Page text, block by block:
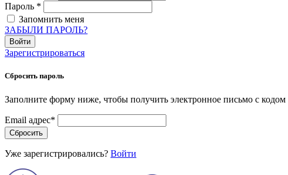
Пароль *
Запомнить меня
ЗАБЫЛИ ПАРОЛЬ?
Войти
Зарегистрироваться
Сбросить пароль
Заполните форму ниже, чтобы получить электронное письмо с
Email адрес*
Сбросить
Уже зарегистрировались? Войти